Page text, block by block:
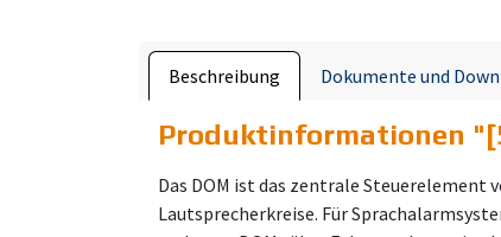
Beschreibung Dokumente und
Produktinformationen "
Das DOM ist das zentrale Steuerelement
Lautsprecherkreise. Für